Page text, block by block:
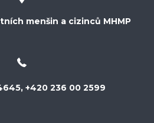
menšin a cizinců MHMP
+420 236 00 2599